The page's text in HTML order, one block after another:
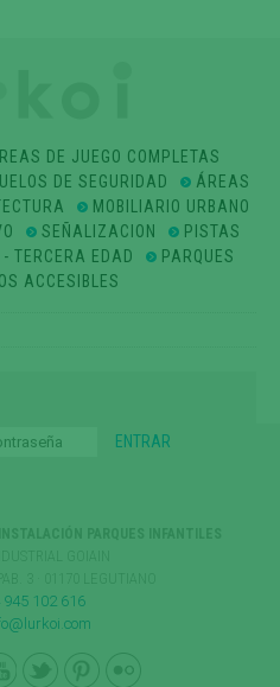
DE JUEGO COMPLETAS
DE SEGURIDAD
ÁREAS
MOBILIARIO URBANO
SEÑALIZACION
PISTAS
TERCERA EDAD
PARQUES
ACCESIBLES
945 102 616